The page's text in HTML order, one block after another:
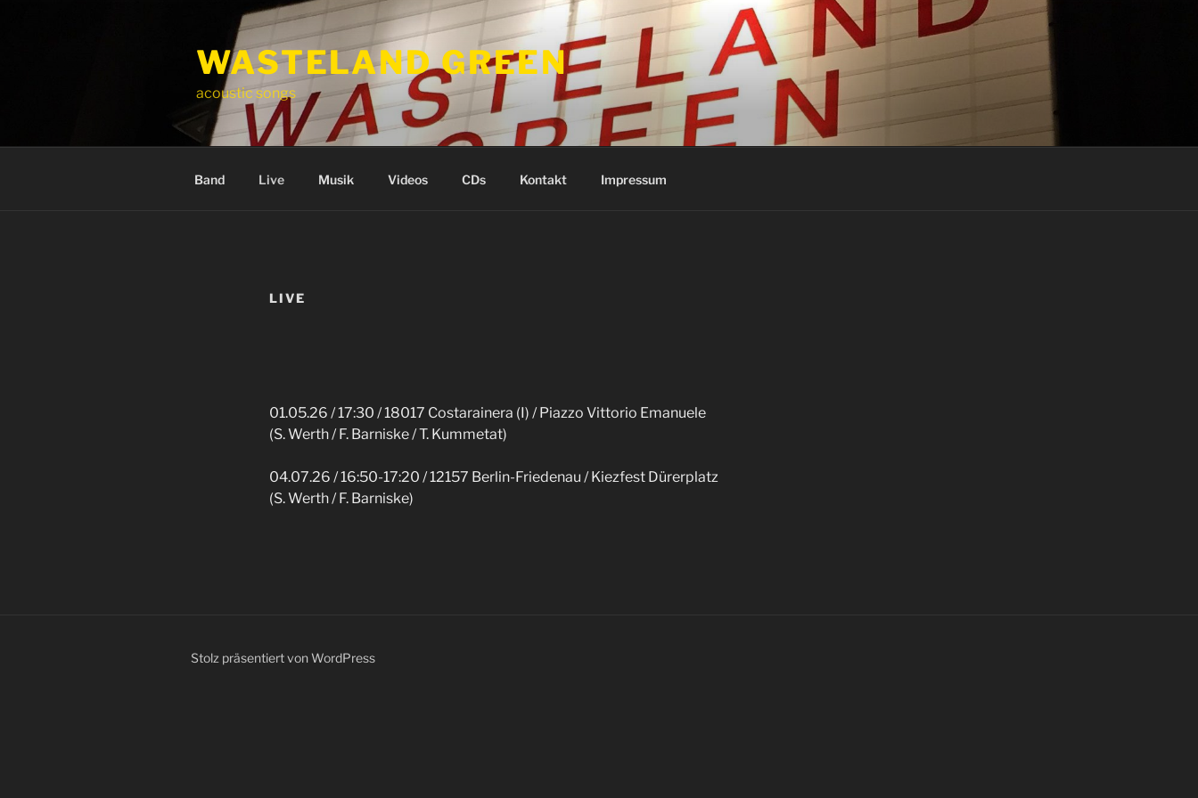
WASTELAND GREEN
acoustic songs
Band Live Musik Videos CDs Kontakt Impressum
LIVE
01.05.26 / 17:30 / 18017 Costarainera (I) / Piazzo Vittorio Emanuele
(S. Werth / F. Barniske / T. Kummetat)
04.07.26 / 16:50-17:20 / 12157 Berlin-Friedenau / Kiezfest Dürerplatz
(S. Werth / F. Barniske)
Stolz präsentiert von WordPress